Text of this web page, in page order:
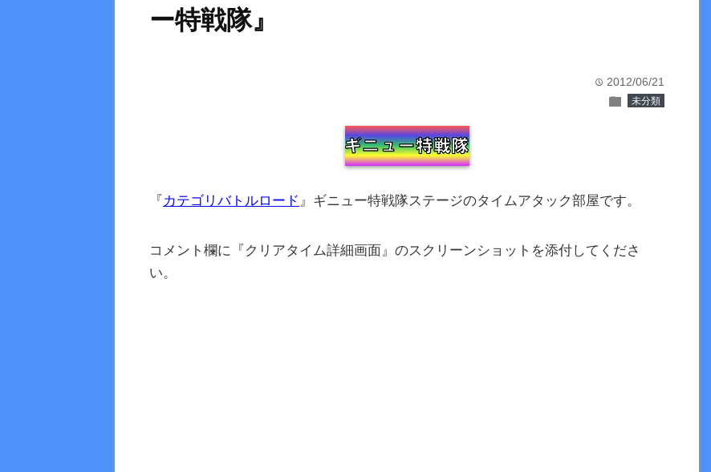
ー特戦隊』
time 2012/06/21
folder 未分類
『 カテゴリバトルロード 』ギニュー特戦隊ステージのタイムアタック部屋です。
コメント欄に『クリアタイム詳細画面』のスクリーンショットを添付してくださ
い。